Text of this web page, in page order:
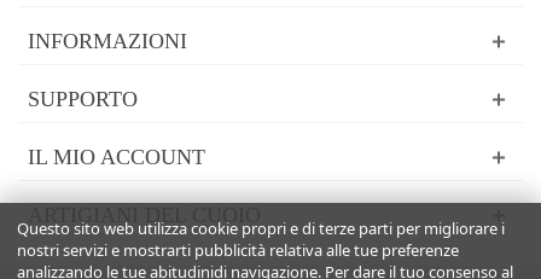
INFORMAZIONI
SUPPORTO
IL MIO ACCOUNT
Questo sito web utilizza cookie propri e di terze parti per migliorare i
nostri servizi e mostrarti pubblicità relativa alle tue preferenze
analizzando le tue abitudinidi navigazione. Per dare il tuo consenso al